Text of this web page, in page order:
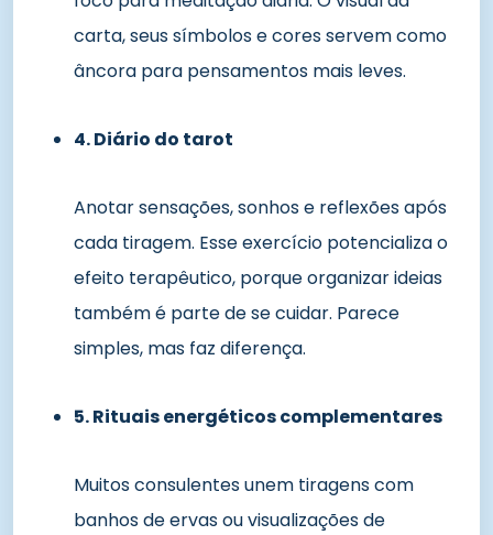
carta, seus símbolos e cores servem como
âncora para pensamentos mais leves.
4. Diário do tarot
Anotar sensações, sonhos e reflexões após
cada tiragem. Esse exercício potencializa o
efeito terapêutico, porque organizar ideias
também é parte de se cuidar. Parece
simples, mas faz diferença.
5. Rituais energéticos complementares
Muitos consulentes unem tiragens com
banhos de ervas ou visualizações de